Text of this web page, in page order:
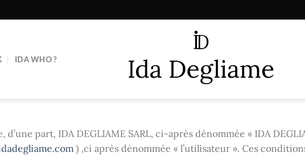
IDA WHO ?
part, IDA DEGLIAME SARL, ci-après dénommée « IDA
) ,ci après dénommée « l’utilisateur ». Ces